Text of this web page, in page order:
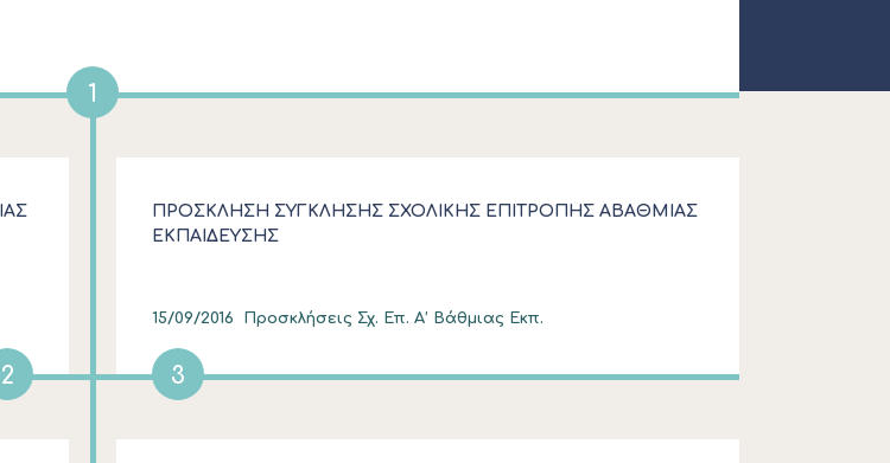
1
2
ΠΡΟΣΚΛΗΣΗ ΣΥΓΚΛΗΣΗΣ ΣΧΟΛΙΚΗΣ ΕΠΙΤΡΟΠΗΣ ΑΒΑΘΜΙΑΣ
ΕΚΠΑΙΔΕΥΣΗΣ
15/09/2016 Προσκλήσεις Σχ. Επ. Α’ Βάθμιας Εκπ.
3